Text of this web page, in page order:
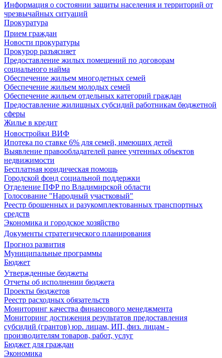
Информация о состоянии защиты населения и территорий от
чрезвычайных ситуаций
Прокуратура
Прием граждан
Новости прокуратуры
Прокурор разъясняет
Предоставление жилых помещений по договорам
социального найма
Обеспечение жильем многодетных семей
Обеспечение жильем молодых семей
Обеспечение жильем отдельных категорий граждан
Предоставление жилищных субсидий работникам бюджетной
сферы
Жилье в кредит
Новостройки ВИФ
Ипотека по ставке 6% для семей, имеющих детей
Выявление правообладателей ранее учтенных объектов
недвижимости
Бесплатная юридическая помощь
Городской фонд социальной поддержки
Отделение ПФР по Владимирской области
Голосование "Народный участковый"
Реестр брошенных и разукомплектованных транспортных
средств
Экономика и городское хозяйство
Документы стратегического планирования
Прогноз развития
Муниципальные программы
Бюджет
Утвержденные бюджеты
Отчеты об исполнении бюджета
Проекты бюджетов
Реестр расходных обязательств
Мониторинг качества финансового менеджмента
Мониторинг достижения результатов предоставления
субсидий (грантов) юр. лицам, ИП, физ. лицам -
производителям товаров, работ, услуг
Бюджет для граждан
Экономика